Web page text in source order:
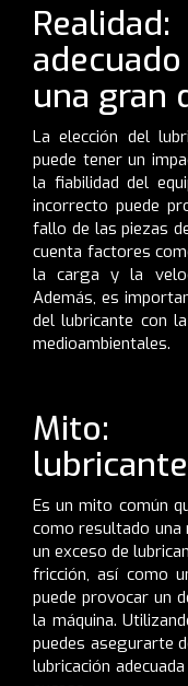
una gran
La elección del
puede tener un
la fiabilidad del
incorrecto puede
fallo de las piezas
cuenta factores
la carga y la
Además, es
del lubricante con
medioambientales.
Mito:
Es un mito común
como resultado una
un exceso de
fricción, así como
puede provocar un
la máquina.
puedes asegurarte
lubricación